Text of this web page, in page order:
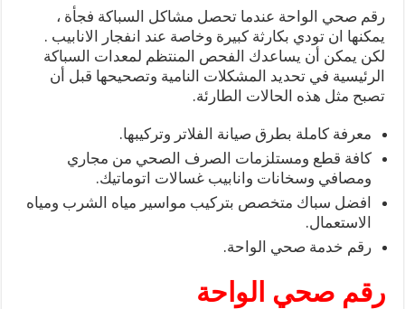
رقم صحي الواحة عندما تحصل مشاكل السباكة فجأة ،
يمكنها ان تودي بكارثة كبيرة وخاصة عند انفجار الانابيب .
لكن يمكن أن يساعدك الفحص المنتظم لمعدات السباكة
الرئيسية في تحديد المشكلات النامية وتصحيحها قبل أن
تصبح مثل هذه الحالات الطارئة.
معرفة كاملة بطرق صيانة الفلاتر وتركيبها.
كافة قطع ومستلزمات الصرف الصحي من مجاري
ومصافي وسخانات وانابيب غسالات اتوماتيك.
افضل سباك متخصص بتركيب مواسير مياه الشرب ومياه
الاستعمال.
رقم خدمة صحي الواحة.
رقم صحي الواحة